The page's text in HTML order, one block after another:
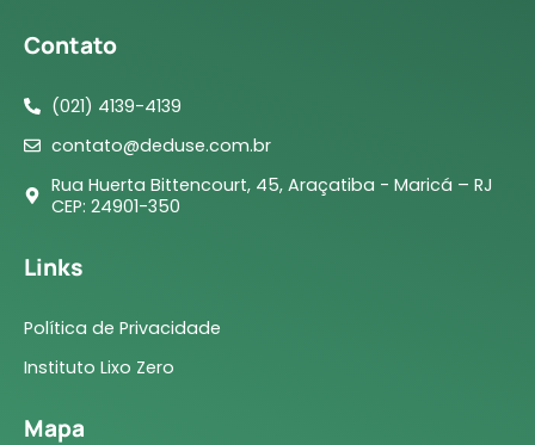
Contato
(021) 4139-4139
contato@deduse.com.br
Rua Huerta Bittencourt, 45, Araçatiba - Maricá – RJ
CEP: 24901-350
Links
Política de Privacidade
Instituto Lixo Zero
Mapa